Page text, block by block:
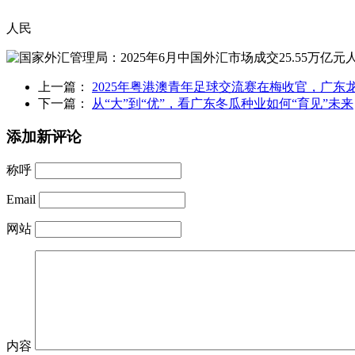
人民
上一篇： 2025年粤港澳青年足球交流赛在梅收官，广东
下一篇：
从“大”到“优”，看广东冬瓜种业如何“育见”未来
添加新评论
称呼
Email
网站
内容